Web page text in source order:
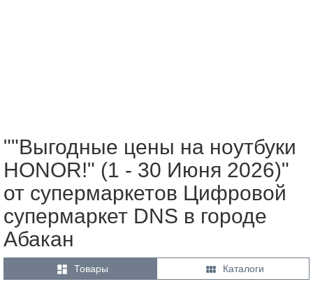
""Выгодные цены на ноутбуки
HONOR!" (1 - 30 Июня 2026)"
от супермаркетов Цифровой
супермаркет DNS в городе
Абакан
 Товары  Каталоги